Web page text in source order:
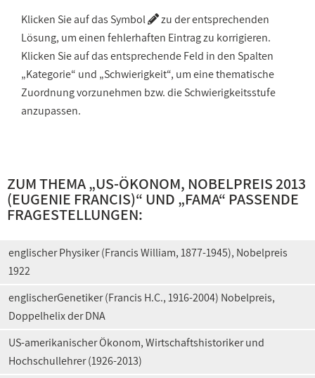
Klicken Sie auf das Symbol
zu der entsprechenden
Lösung, um einen fehlerhaften Eintrag zu korrigieren.
Klicken Sie auf das entsprechende Feld in den Spalten
„Kategorie“ und „Schwierigkeit“, um eine thematische
Zuordnung vorzunehmen bzw. die Schwierigkeitsstufe
anzupassen.
ZUM THEMA „US-ÖKONOM, NOBELPREIS 2013
(EUGENIE FRANCIS)“ UND „FAMA“ PASSENDE
FRAGESTELLUNGEN:
englischer Physiker (Francis William, 1877-1945), Nobelpreis
1922
englischerGenetiker (Francis H.C., 1916-2004) Nobelpreis,
Doppelhelix der DNA
US-amerikanischer Ökonom, Wirtschaftshistoriker und
Hochschullehrer (1926-2013)